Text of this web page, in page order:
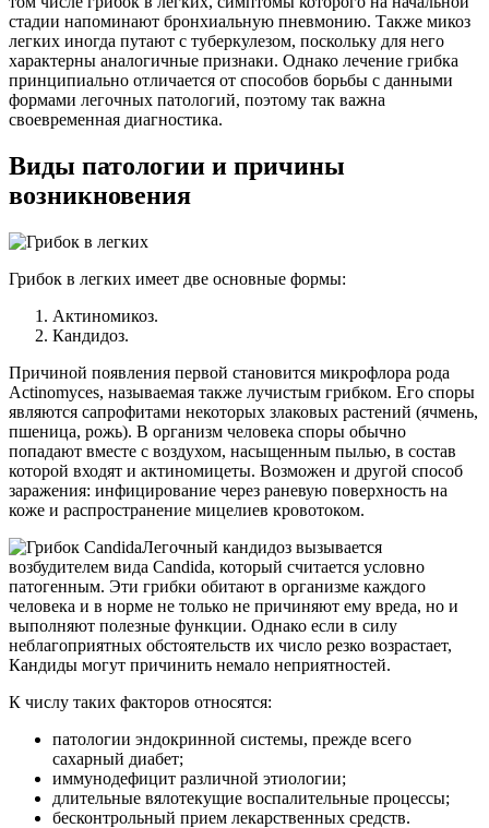
стадии напоминают бронхиальную пневмонию. Также микоз
легких иногда путают с туберкулезом, поскольку для него
характерны аналогичные признаки. Однако лечение грибка
принципиально отличается от способов борьбы с данными
формами легочных патологий, поэтому так важна
своевременная диагностика.
Виды патологии и причины
возникновения
Грибок в легких имеет две основные формы:
Актиномикоз.
Кандидоз.
Причиной появления первой становится микрофлора рода
Actinomyces, называемая также лучистым грибком. Его споры
являются сапрофитами некоторых злаковых растений (ячмень,
пшеница, рожь). В организм человека споры обычно
попадают вместе с воздухом, насыщенным пылью, в состав
которой входят и актиномицеты. Возможен и другой способ
заражения: инфицирование через раневую поверхность на
коже и распространение мицелиев кровотоком.
Легочный кандидоз вызывается
возбудителем вида Candida, который считается условно
патогенным. Эти грибки обитают в организме каждого
человека и в норме не только не причиняют ему вреда, но и
выполняют полезные функции. Однако если в силу
неблагоприятных обстоятельств их число резко возрастает,
Кандиды могут причинить немало неприятностей.
К числу таких факторов относятся:
патологии эндокринной системы, прежде всего
сахарный диабет;
иммунодефицит различной этиологии;
длительные вялотекущие воспалительные процессы;
бесконтрольный прием лекарственных средств.